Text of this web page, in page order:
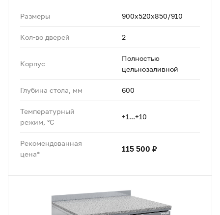
Размеры 900х520х850/910
Кол-во дверей 2
Корпус
Полностью
цельнозаливной
Глубина стола, мм 600
Температурный
режим, °C
+1...+10
Рекомендованная
цена*
115 500 ₽